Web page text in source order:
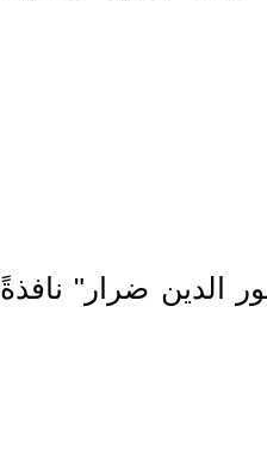
الدين ضرار" نافذةً